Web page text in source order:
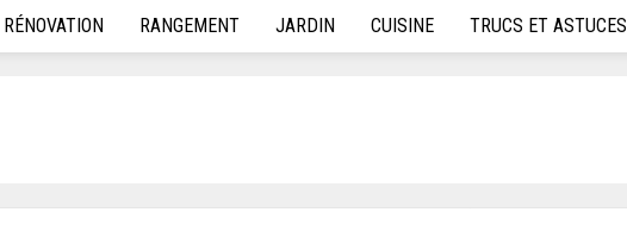
RÉNOVATION RANGEMENT JARDIN CUISINE TRUCS ET ASTUCES